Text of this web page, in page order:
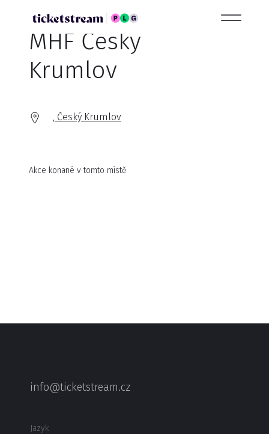
MHF Český
Krumlov
, Český Krumlov
Akce konané v tomto místě
info@ticketstream.cz
Jazyk